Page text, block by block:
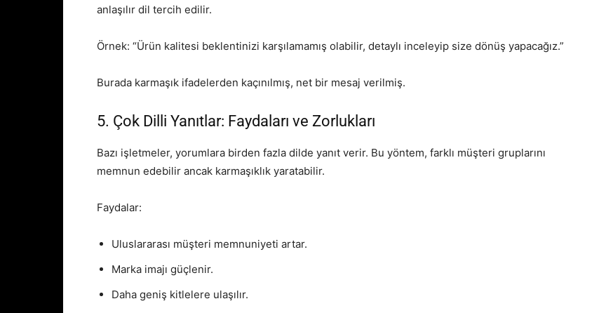
anlaşılır dil tercih edilir.
Örnek: “Ürün kalitesi beklentinizi karşılamamış olabilir, detaylı inceleyip size dönüş yapacağız.”
Burada karmaşık ifadelerden kaçınılmış, net bir mesaj verilmiş.
5. Çok Dilli Yanıtlar: Faydaları ve Zorlukları
Bazı işletmeler, yorumlara birden fazla dilde yanıt verir. Bu yöntem, farklı müşteri gruplarını
memnun edebilir ancak karmaşıklık yaratabilir.
Faydalar:
Uluslararası müşteri memnuniyeti artar.
Marka imajı güçlenir.
Daha geniş kitlelere ulaşılır.